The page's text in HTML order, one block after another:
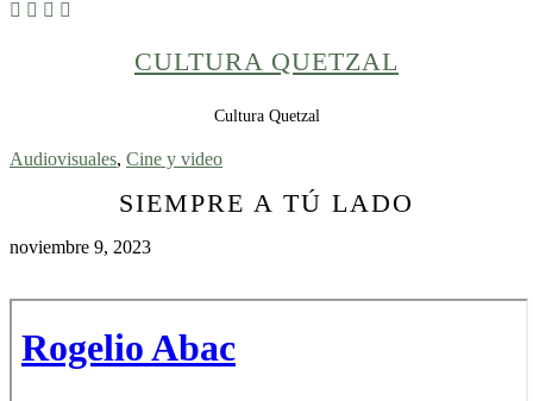
CULTURA QUETZAL
Cultura Quetzal
Audiovisuales, Cine y video
SIEMPRE A TÚ LADO
noviembre 9, 2023